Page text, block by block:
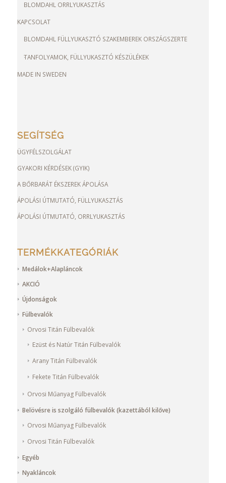
BLOMDAHL ORRLYUKASZTÁS
KAPCSOLAT
BLOMDAHL FÜLLYUKASZTÓ SZAKEMBEREK ORSZÁGSZERTE
TANFOLYAMOK, FÜLLYUKASZTÓ KÉSZÜLÉKEK
MADE IN SWEDEN
SEGÍTSÉG
ÜGYFÉLSZOLGÁLAT
GYAKORI KÉRDÉSEK (GYIK)
A BŐRBARÁT ÉKSZEREK ÁPOLÁSA
ÁPOLÁSI ÚTMUTATÓ, FÜLLYUKASZTÁS
ÁPOLÁSI ÚTMUTATÓ, ORRLYUKASZTÁS
TERMÉKKATEGÓRIÁK
Medálok+Alapláncok
AKCIÓ
Újdonságok
Fülbevalók
Orvosi Titán Fülbevalók
Ezüst és Natúr Titán Fülbevalók
Arany Titán Fülbevalók
Fekete Titán Fülbevalók
Orvosi Műanyag Fülbevalók
Belövésre is szolgáló fülbevalók (kazettából kilőve)
Orvosi Műanyag Fülbevalók
Orvosi Titán Fülbevalók
Egyéb
Nyakláncok